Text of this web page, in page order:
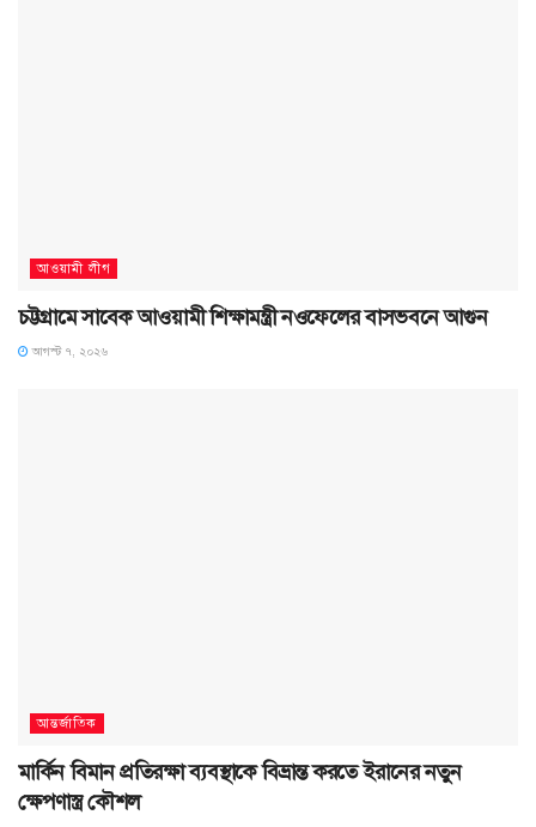
আওয়ামী লীগ
চট্টগ্রামে সাবেক আওয়ামী শিক্ষামন্ত্রী নওফেলের বাসভবনে আগুন
আগস্ট ৭, ২০২৬
আন্তর্জাতিক
মার্কিন বিমান প্রতিরক্ষা ব্যবস্থাকে বিভ্রান্ত করতে ইরানের নতুন
ক্ষেপণাস্ত্র কৌশল